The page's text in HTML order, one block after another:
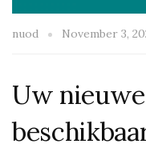
nuod November 3,
Uw